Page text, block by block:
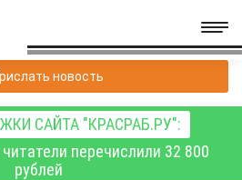
новость
САЙТА "КРАСРАБ.РУ":
перечислили 32 800
рублей